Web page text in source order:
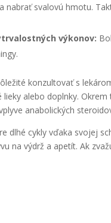
nabrať svalovú hmotu.
výkonov:
konzultovať s
alebo doplnky.
anabolických
dlhé cykly vďaka svojej
na výdrž a apetít. Ak